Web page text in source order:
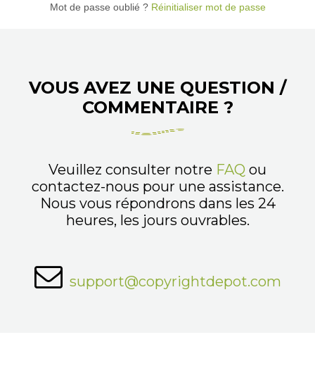
Mot de passe oublié ?Réinitialiser mot de passe
VOUS AVEZ UNE QUESTION /
COMMENTAIRE ?
Veuillez consulter notre FAQ ou
contactez-nous pour une assistance.
Nous vous répondrons dans les 24
heures, les jours ouvrables.
support@copyrightdepot.com